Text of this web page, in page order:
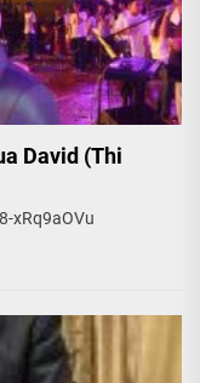
David (Thi
xRq9aOVu